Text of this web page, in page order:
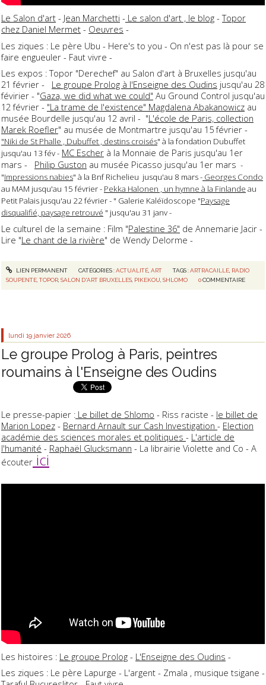
Le Salon d'art - Jean Marchetti - Le salon d'art , le blog -Topor
chez Daniel Mermet - Oeuvres -
Les ziques : Le père Ubu - Here's to you - On n'est pas là pour se
faire engueuler - Faut vivre -
Les expos : Topor "Derechef" au Salon d'art à Bruxelles jusqu'au
21 février - Le groupe Prolog à l'Enseigne des Oudins jusqu'au 28
févirier - "Gaza, we did what we could" Au Ground Control jusqu'au
12 février - "La trame de l'existence" Magdalena Abakanowicz au
musée Bourdelle jusqu'au 12 avril - "L'école de Paris, collection
Marek Roefler" au musée de Montmartre jusqu'au 15 février -
"Niki de St Phalle , Dubuffet , destins croisés" à la fondation Dubuffet
jusqu'au 13 fév - MC Escher à la Monnaie de Paris jusqu'au 1er
mars - Philip Guston au musée Picasso jusqu'au 1er mars -
"Impressions nabies" à la Bnf Richelieu jusqu'au 8 mars - Georges Condo
au MAM jusqu'au 15 février - Pekka Halonen , un hymne à la Finlande au
Petit Palais jusqu'au 22 février - " Galerie Kaléïdoscope "Paysage
disqualifié, paysage retrouvé " jusqu'au 31 janv -
Le culturel de la semaine : Film "Palestine 36" de Annemarie Jacir -
Lire "Le chant de la rivière" de Wendy Delorme -
LIEN PERMANENT CATÉGORIES :ACTUALITÉ, ART TAGS :ARTRACAILLE, RADIO
SOUPENTE,TOPOR,SALON D'ART BRUXELLES, PIKEKOU,SHLOMO 0 COMMENTAIRE
lundi 19 janvier 2026
Le groupe Prolog à Paris, peintres
roumains à l'Enseigne des Oudins
Le presse-papier : Le billet de Shlomo - Riss raciste - le billet de
Marion Lopez - Bernard Arnault sur Cash Investigation - Election
académie des sciences morales et politiques - L'article de
l'humanité - Raphaël Glucksmann - La librairie Violette and Co - A
écouterici
Les histoires : Le groupe Prolog - L'Enseigne des Oudins -
Les ziques : Le père Lapurge - L'argent - Zmala , musique tsigane -